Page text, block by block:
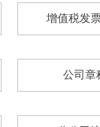
增值税发
公司章